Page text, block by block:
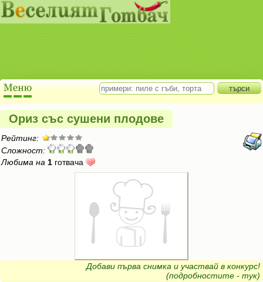
Ориз със сушени плодове
Рейтинг:
Сложност:
Любима на 1 готвача
Добави първа снимка и участвай в конкурс!
(подробностите - тук)